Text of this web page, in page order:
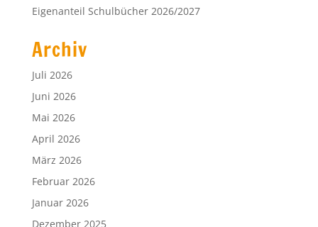
März 2026
Januar 2026
Dezember 2025
November 2025
Oktober 2025
September 2025
Juli 2025
Juni 2025
Mai 2025
April 2025